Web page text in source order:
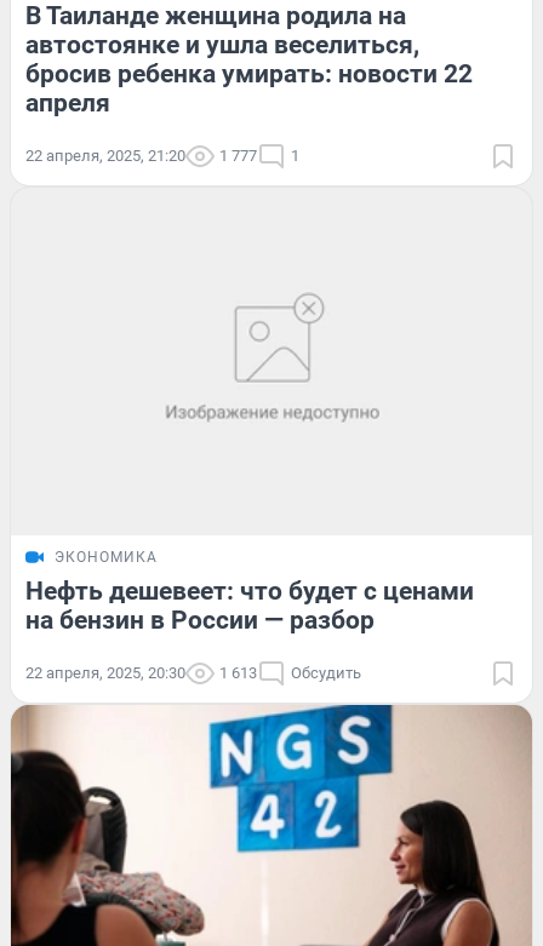
В Таиланде женщина родила на
автостоянке и ушла веселиться,
бросив ребенка умирать: новости 22
апреля
22 апреля, 2025, 21:20 1 777 1
ЭКОНОМИКА
Нефть дешевеет: что будет с ценами
на бензин в России — разбор
22 апреля, 2025, 20:30 1 613 Обсудить